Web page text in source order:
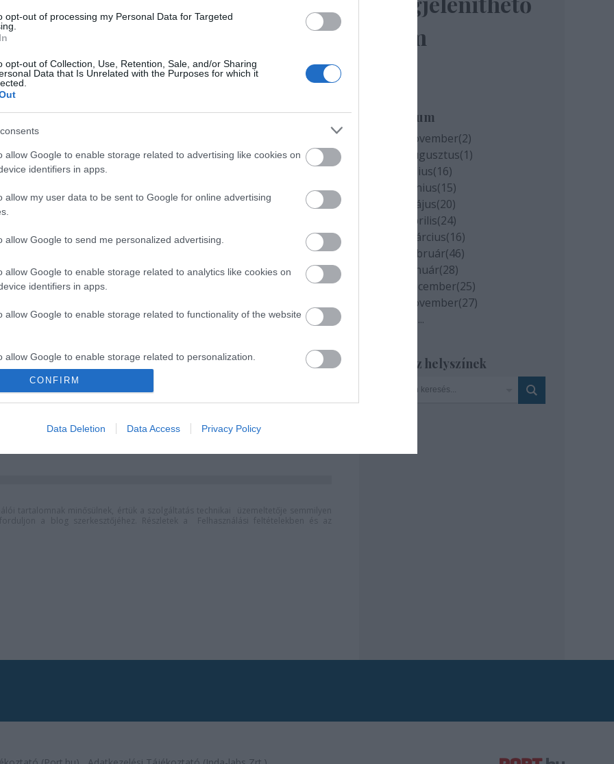
opt-out of processing my Personal Data for Targeted
opt-out of Collection, Use, Retention, Sale, and/or Sharing
Data that Is Unrelated with the Purposes for which it
allow Google to enable storage related to advertising like cookies on
identifiers in apps.
allow my user data to be sent to Google for online advertising
allow Google to send me personalized advertising.
allow Google to enable storage related to analytics like cookies on
identifiers in apps.
allow Google to enable storage related to functionality of the website
allow Google to enable storage related to personalization.
allow Google to enable storage related to security, including
functionality and fraud prevention, and other user protection.
CONFIRM
Data Deletion Data Access Privacy Policy
után, ami egy kicsit is
az lézerpenge, csakrapióca vagy üszögkalapács. A
hidegburkoló-brigádja, azt kívánja, hogy
de minél hamarabb."
színpad
elem
Archívum
2020 november(2)
2020 augusztus(1)
2020 július(16)
2020 június(15)
2020 május(20)
2020 április(24)
2020 március(16)
2020 február(46)
2020 január(28)
2019 december(25)
2019 november(27)
...
Szinház helyszínek